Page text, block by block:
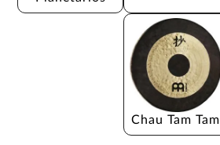
Chau Tam Tam